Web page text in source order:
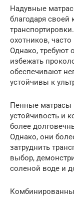
Надувные
благодаря своей
охотников,
Однако, требуют
избежать
обеспечивают
устойчивы к
Пенные матрасы
устойчивость и
более
Однако, они
затруднить
выбор,
соленой воде и